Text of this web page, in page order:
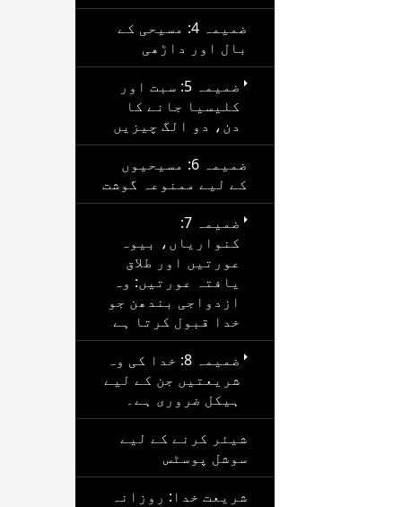
ضمیمہ 4: مسیحی کے
بال اور داڑھی
ضمیمہ 5: سبت اور
کلیسیا جانے کا
دن، دو الگ چیزیں
ضمیمہ 6: مسیحیوں
کے لیے ممنوعہ گوشت
ضمیمہ 7:
کنواریاں، بیوہ
عورتیں اور طلاق
یافتہ عورتیں: وہ
ازدواجی بندھن جو
خدا قبول کرتا ہے
ضمیمہ 8: خدا کی وہ
شریعتیں جن کے لیے
ہیکل ضروری ہے۔
شیئر کرنے کے لیے
سوشل پوسٹس
شریعت خدا: روزانہ